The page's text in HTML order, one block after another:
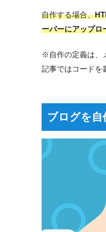
自作する場合、
ーバーにアップロ
※自作の定義は、
記事ではコードを
ブログを自